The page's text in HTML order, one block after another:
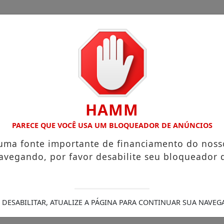
consolida 130 anos de história com foco em alta
eleições de 2026
A força do pensamento livre em
Programa de Inclusão Político-Eleitoral do TRE-
infraestrutura da América Latina
Fábrica de Itatiba
m2 conta com exposição de aviões, centro de
HAMM
PARECE QUE VOCÊ USA UM BLOQUEADOR DE ANÚNCIOS
fonte importante de financiamento do
por favor desabilite seu bloqueador
DESABILITAR, ATUALIZE A PÁGINA PARA CONTINUAR SUA